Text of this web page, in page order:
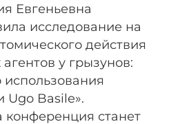
Евгеньевна
исследование на
действия
у грызунов:
использования
Ugo Basile».
конференция станет